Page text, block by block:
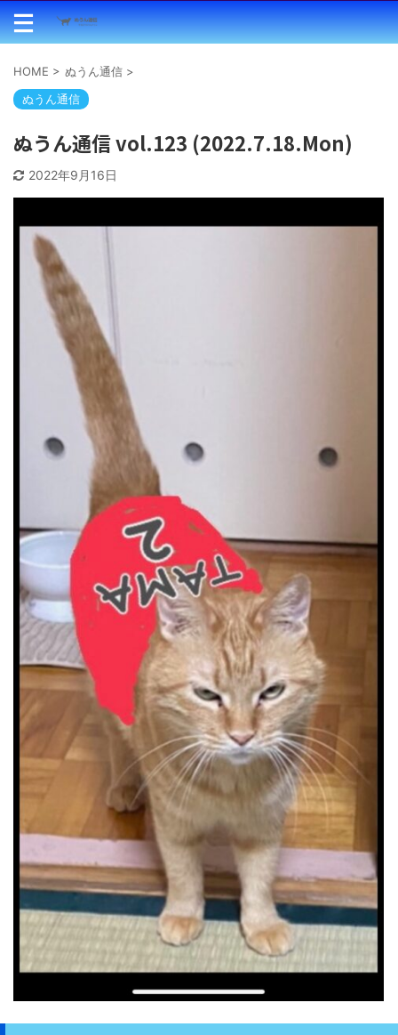
HOME > ぬうん通信 >
ぬうん通信
ぬうん通信 vol.123 (2022.7.18.Mon)
2022年9月16日